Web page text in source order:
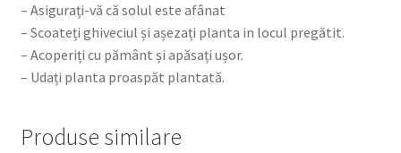
– Asigurați-vă că solul este afânat
– Scoateți ghiveciul și așezați planta in locul pregătit.
– Acoperiți cu pământ și apăsați ușor.
– Udați planta proaspăt plantată.
Produse similare